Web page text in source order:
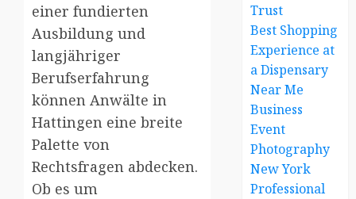
einer fundierten
Ausbildung und
langjähriger
Berufserfahrung
können Anwälte in
Hattingen eine breite
Palette von
Rechtsfragen abdecken.
Ob es um
Trust
Best Shopping
Experience at
a Dispensary
Near Me
Business
Event
Photography
New York
Professional